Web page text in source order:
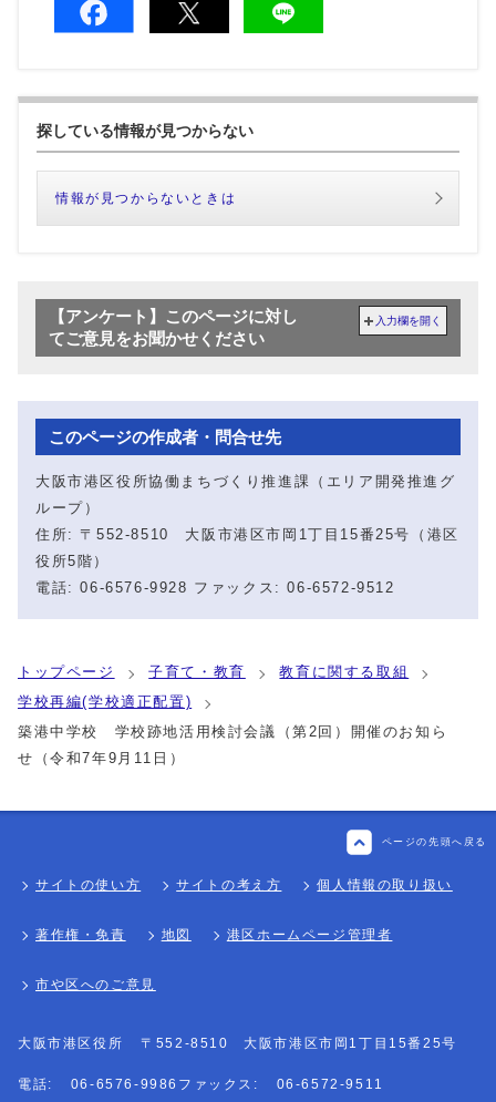
探している情報が見つからない
情報が見つからないときは
【アンケート】このページに対し
てご意見をお聞かせください
入力欄を開く
このページの作成者・問合せ先
大阪市港区役所協働まちづくり推進課（エリア開発推進グ
ループ）
住所: 〒552-8510 大阪市港区市岡1丁目15番25号（港区
役所5階）
電話: 06-6576-9928 ファックス: 06-6572-9512
トップページ 子育て・教育
教育に関する取組
学校再編(学校適正配置)
築港中学校 学校跡地活用検討会議（第2回）開催のお知ら
せ（令和7年9月11日）
ページの先頭へ戻る
サイトの使い方 サイトの考え方 個人情報の取り扱い
著作権・免責 地図 港区ホームページ管理者
市や区へのご意見
大阪市港区役所 〒552-8510 大阪市港区市岡1丁目15番25号
電話: 06-6576-9986 ファックス: 06-6572-9511